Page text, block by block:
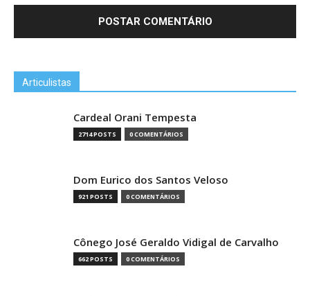
Articulistas
Cardeal Orani Tempesta
2714 POSTS 0 COMENTÁRIOS
Dom Eurico dos Santos Veloso
921 POSTS 0 COMENTÁRIOS
Cônego José Geraldo Vidigal de Carvalho
662 POSTS 0 COMENTÁRIOS